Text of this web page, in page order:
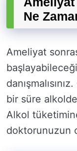
Ne
Ameliyat
bir süre
Alkol
doktorunuzun